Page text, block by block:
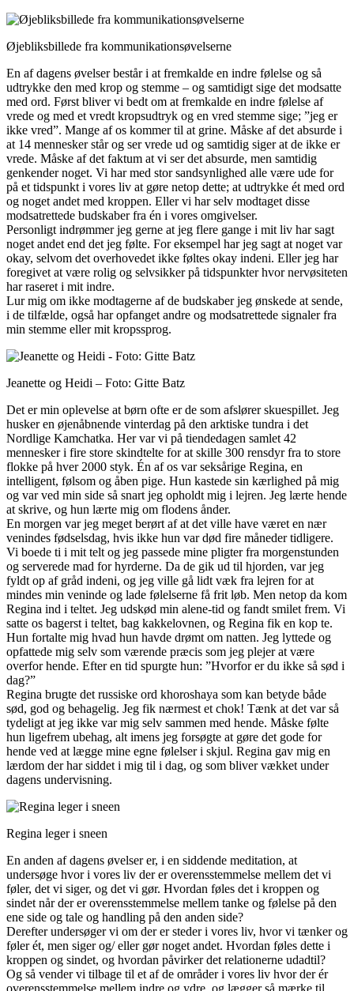
Øjebliksbillede fra kommunikationsøvelserne
En af dagens øvelser består i at fremkalde en indre følelse og så
udtrykke den med krop og stemme – og samtidigt sige det modsatte
med ord. Først bliver vi bedt om at fremkalde en indre følelse af
vrede og med et vredt kropsudtryk og en vred stemme sige; ”jeg er
ikke vred”. Mange af os kommer til at grine. Måske af det absurde i
at 14 mennesker står og ser vrede ud og samtidig siger at de ikke er
vrede. Måske af det faktum at vi ser det absurde, men samtidig
genkender noget. Vi har med stor sandsynlighed alle være ude for
på et tidspunkt i vores liv at gøre netop dette; at udtrykke ét med ord
og noget andet med kroppen. Eller vi har selv modtaget disse
modsatrettede budskaber fra én i vores omgivelser.
Personligt indrømmer jeg gerne at jeg flere gange i mit liv har sagt
noget andet end det jeg følte. For eksempel har jeg sagt at noget var
okay, selvom det overhovedet ikke føltes okay indeni. Eller jeg har
foregivet at være rolig og selvsikker på tidspunkter hvor nervøsiteten
har raseret i mit indre.
Lur mig om ikke modtagerne af de budskaber jeg ønskede at sende,
i de tilfælde, også har opfanget andre og modsatrettede signaler fra
min stemme eller mit kropssprog.
Jeanette og Heidi – Foto: Gitte Batz
Det er min oplevelse at børn ofte er de som afslører skuespillet. Jeg
husker en øjenåbnende vinterdag på den arktiske tundra i det
Nordlige Kamchatka. Her var vi på tiendedagen samlet 42
mennesker i fire store skindtelte for at skille 300 rensdyr fra to store
flokke på hver 2000 styk. Én af os var seksårige Regina, en
intelligent, følsom og åben pige. Hun kastede sin kærlighed på mig
og var ved min side så snart jeg opholdt mig i lejren. Jeg lærte hende
at skrive, og hun lærte mig om flodens ånder.
En morgen var jeg meget berørt af at det ville have været en nær
venindes fødselsdag, hvis ikke hun var død fire måneder tidligere.
Vi boede ti i mit telt og jeg passede mine pligter fra morgenstunden
og serverede mad for hyrderne. Da de gik ud til hjorden, var jeg
fyldt op af gråd indeni, og jeg ville gå lidt væk fra lejren for at
mindes min veninde og lade følelserne få frit løb. Men netop da kom
Regina ind i teltet. Jeg udskød min alene-tid og fandt smilet frem. Vi
satte os bagerst i teltet, bag kakkelovnen, og Regina fik en kop te.
Hun fortalte mig hvad hun havde drømt om natten. Jeg lyttede og
opfattede mig selv som værende præcis som jeg plejer at være
overfor hende. Efter en tid spurgte hun: ”Hvorfor er du ikke så sød i
dag?”
Regina brugte det russiske ord khoroshaya som kan betyde både
sød, god og behagelig. Jeg fik nærmest et chok! Tænk at det var så
tydeligt at jeg ikke var mig selv sammen med hende. Måske følte
hun ligefrem ubehag, alt imens jeg forsøgte at gøre det gode for
hende ved at lægge mine egne følelser i skjul. Regina gav mig en
lærdom der har siddet i mig til i dag, og som bliver vækket under
dagens undervisning.
Regina leger i sneen
En anden af dagens øvelser er, i en siddende meditation, at
undersøge hvor i vores liv der er overensstemmelse mellem det vi
føler, det vi siger, og det vi gør. Hvordan føles det i kroppen og
sindet når der er overensstemmelse mellem tanke og følelse på den
ene side og tale og handling på den anden side?
Derefter undersøger vi om der er steder i vores liv, hvor vi tænker og
føler ét, men siger og/ eller gør noget andet. Hvordan føles dette i
kroppen og sindet, og hvordan påvirker det relationerne udadtil?
Og så vender vi tilbage til et af de områder i vores liv hvor der ér
overensstemmelse mellem indre og ydre, og lægger så mærke til